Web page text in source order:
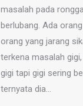
masalah pada
berlubang. Ada
orang yang jarang
terkena masalah
gigi tapi gigi sering
ternyata dia…